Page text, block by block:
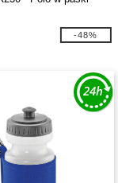
-48%